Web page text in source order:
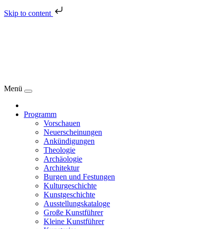
Skip to content
Menü
Programm
Vorschauen
Neuerscheinungen
Ankündigungen
Theologie
Archäologie
Architektur
Burgen und Festungen
Kulturgeschichte
Kunstgeschichte
Ausstellungskataloge
Große Kunstführer
Kleine Kunstführer